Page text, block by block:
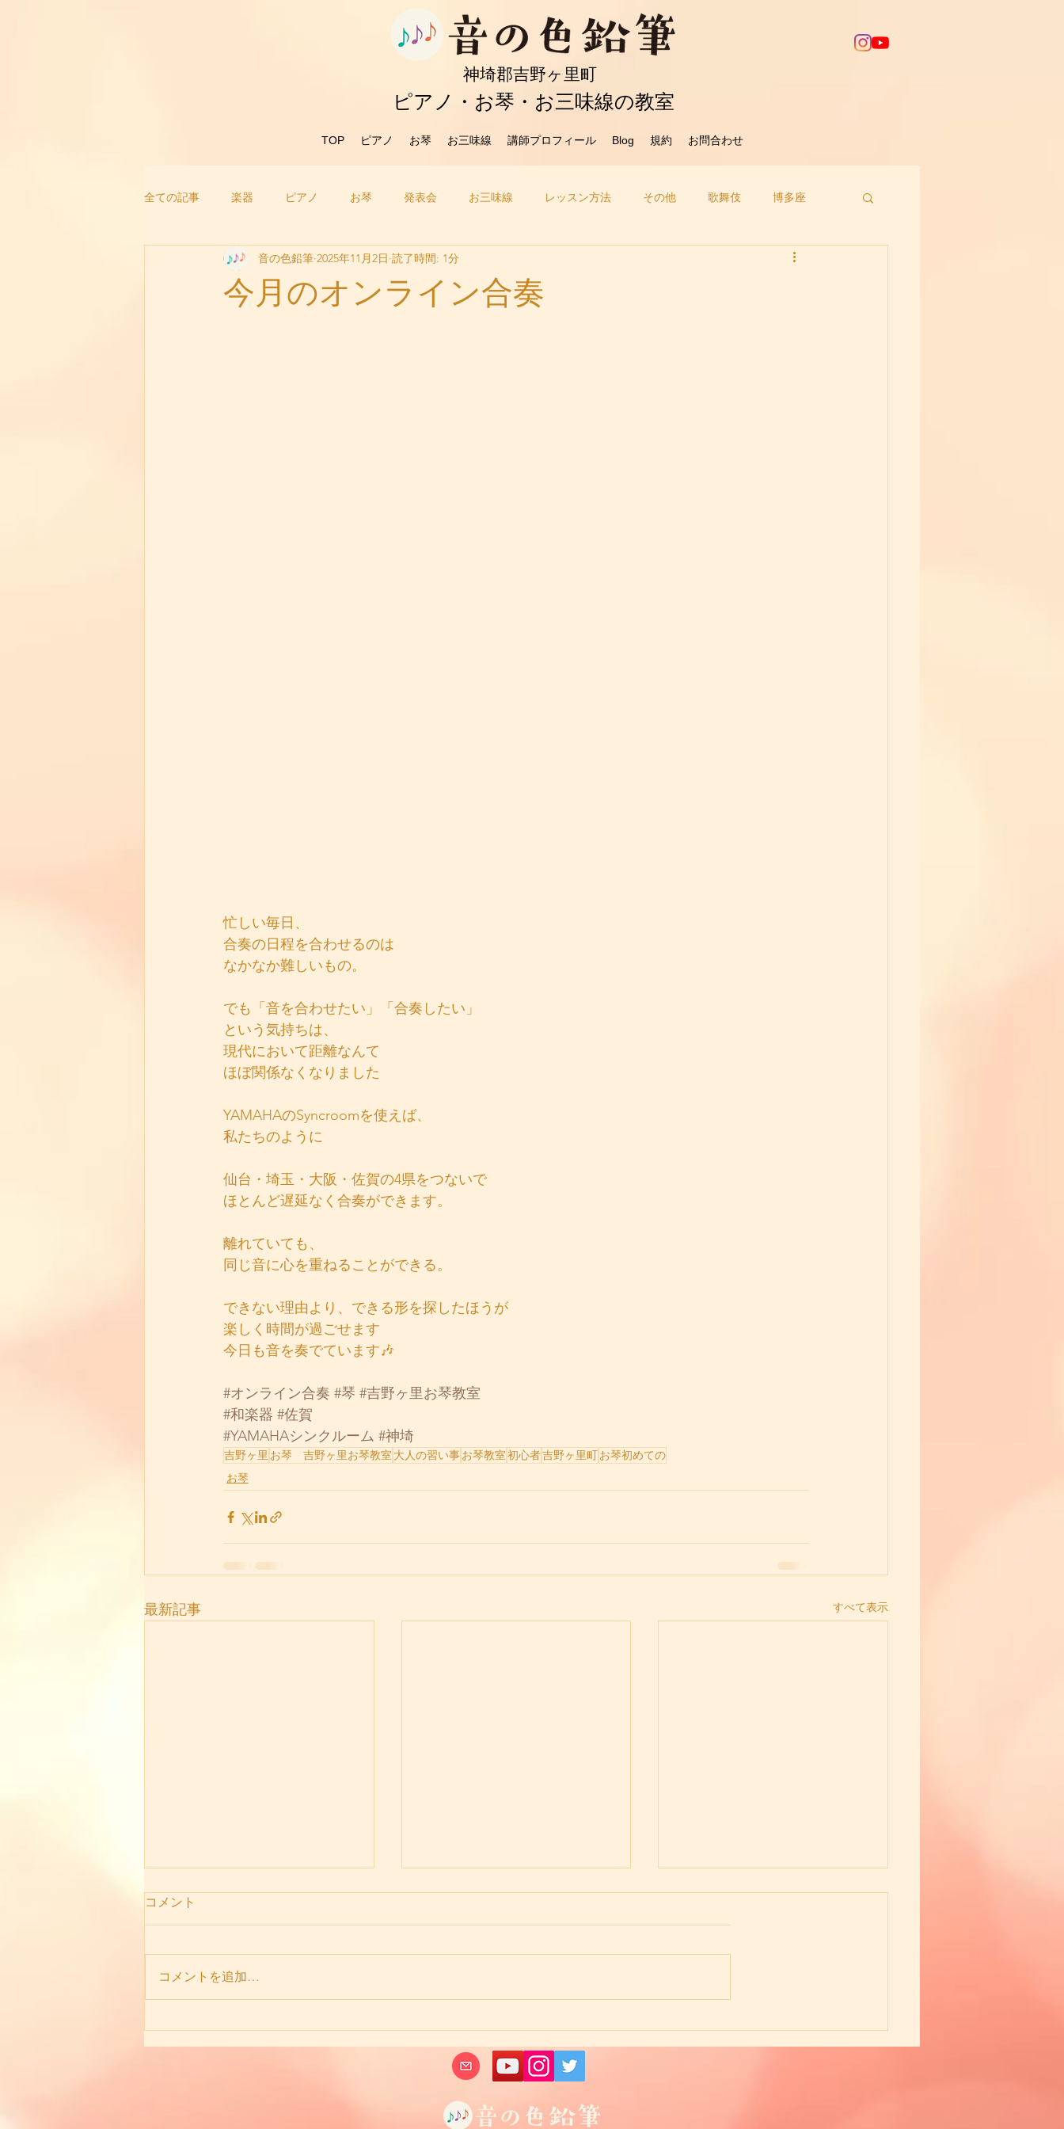
​神埼郡吉野ヶ里町
ピアノ・お琴・お三味線の教室
TOP ピアノ お琴 お三味線 講師プロフィール Blog 規約 お問合わせ
全ての記事 楽器 ピアノ お琴 発表会 お三味線 レッスン方法 その他 歌舞伎 博多座
今月のオンライン合奏
音の色鉛筆 2025年11月2日 読了時間: 1分
忙しい毎日、
合奏の日程を合わせるのは
なかなか難しいもの。
でも「音を合わせたい」「合奏したい」
という気持ちは、
現代において距離なんて
ほぼ関係なくなりました
YAMAHAのSyncroomを使えば、
私たちのように
仙台・埼玉・大阪・佐賀の4県をつないで
ほとんど遅延なく合奏ができます。
離れていても、
同じ音に心を重ねることができる。
できない理由より、できる形を探したほうが
楽しく時間が過ごせます
今日も音を奏でています🎶
#オンライン合奏 #琴 #吉野ヶ里お琴教室
#和楽器 #佐賀
#YAMAHAシンクルーム #神埼
吉野ヶ里 お琴 吉野ヶ里お琴教室 大人の習い事お琴教室初心者吉野ヶ里町お琴初めての
お琴
最新記事 すべて表示
た
るの第一歩
舞 東鑑雪魔縁
コメント
コメントを追加…